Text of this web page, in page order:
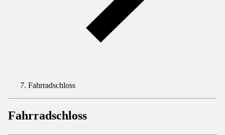
Fahrradschloss
Fahrradschloss